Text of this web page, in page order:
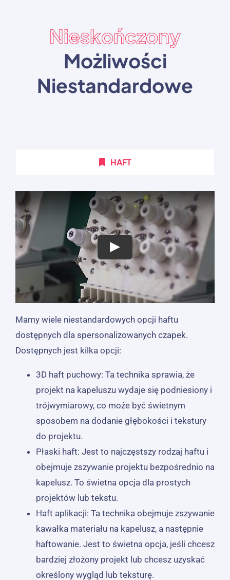
Nieskończony
Możliwości
Niestandardowe
HAFT
Mamy wiele niestandardowych opcji haftu
dostępnych dla spersonalizowanych czapek.
Dostępnych jest kilka opcji:
3D haft puchowy: Ta technika sprawia, że ​​
projekt na kapeluszu wydaje się podniesiony i
trójwymiarowy, co może być świetnym
sposobem na dodanie głębokości i tekstury
do projektu.
Płaski haft: Jest to najczęstszy rodzaj haftu i
obejmuje zszywanie projektu bezpośrednio na
kapelusz. To świetna opcja dla prostych
projektów lub tekstu.
Haft aplikacji: Ta technika obejmuje zszywanie
kawałka materiału na kapelusz, a następnie
haftowanie. Jest to świetna opcja, jeśli chcesz
bardziej złożony projekt lub chcesz uzyskać
określony wygląd lub teksturę.